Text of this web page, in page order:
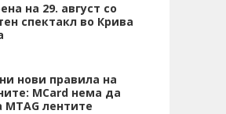
на 29. август со
спектакл во Крива
нови правила на
MCard нема да
лентите